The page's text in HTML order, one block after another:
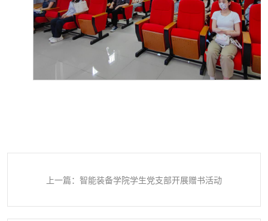
上一篇：智能装备学院学生党支部开展赠书活动